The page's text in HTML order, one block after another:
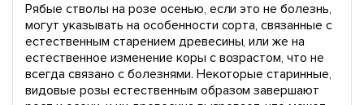
Рябые стволы на розе осенью, если это не болезнь,
могут указывать на особенности сорта, связанные с
естественным старением древесины, или же на
естественное изменение коры с возрастом, что не
всегда связано с болезнями. Некоторые старинные,
видовые розы естественным образом завершают